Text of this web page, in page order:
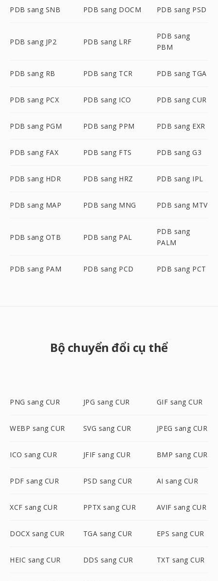
PDB sang SNB PDB sang DOCM PDB sang PSD
PDB sang JP2 PDB sang LRF
PDB sang
PBM
PDB sang RB PDB sang TCR PDB sang TGA
PDB sang PCX PDB sang ICO PDB sang CUR
PDB sang PGM PDB sang PPM PDB sang EXR
PDB sang FAX PDB sang FTS PDB sang G3
PDB sang HDR PDB sang HRZ PDB sang IPL
PDB sang MAP PDB sang MNG PDB sang MTV
PDB sang OTB PDB sang PAL
PDB sang
PALM
PDB sang PAM PDB sang PCD PDB sang PCT
Bộ chuyển đổi cụ thể
PNG sang CUR JPG sang CUR GIF sang CUR
WEBP sang CUR SVG sang CUR JPEG sang CUR
ICO sang CUR JFIF sang CUR BMP sang CUR
PDF sang CUR PSD sang CUR AI sang CUR
XCF sang CUR PPTX sang CUR AVIF sang CUR
DOCX sang CUR TGA sang CUR EPS sang CUR
HEIC sang CUR DDS sang CUR TXT sang CUR